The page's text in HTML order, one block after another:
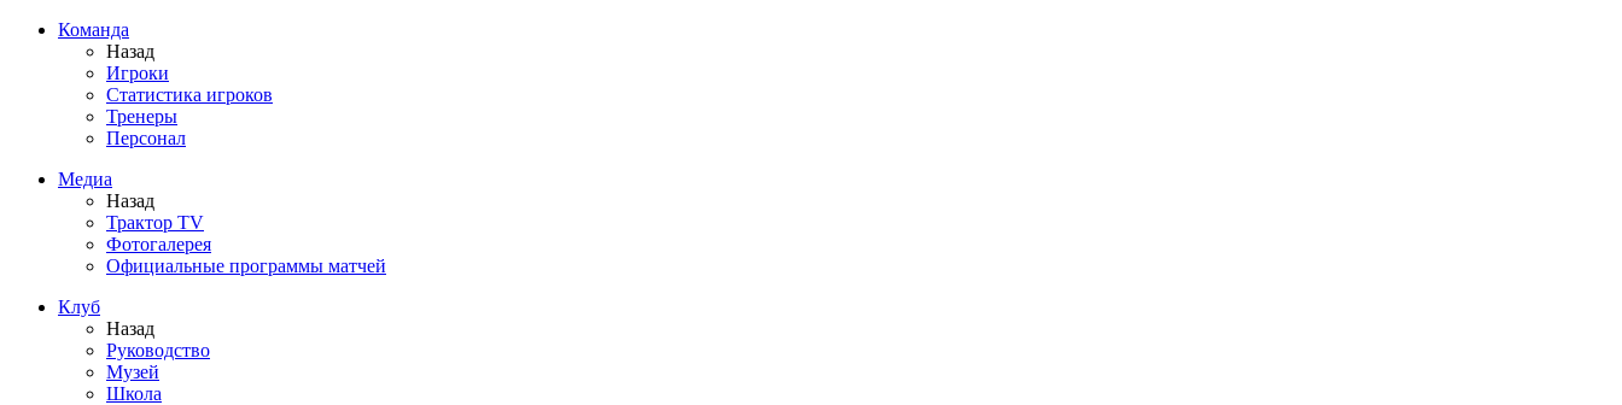
Команда
Назад
Игроки
Статистика игроков
Тренеры
Персонал
Медиа
Назад
Трактор TV
Фотогалерея
Официальные программы матчей
Клуб
Назад
Руководство
Музей
Школа